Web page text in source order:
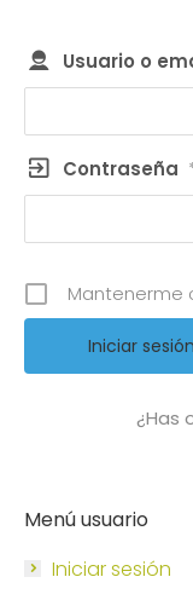
Usuario o
Contraseña
Mantenerme
¿Has
Menú usuario
Iniciar sesión